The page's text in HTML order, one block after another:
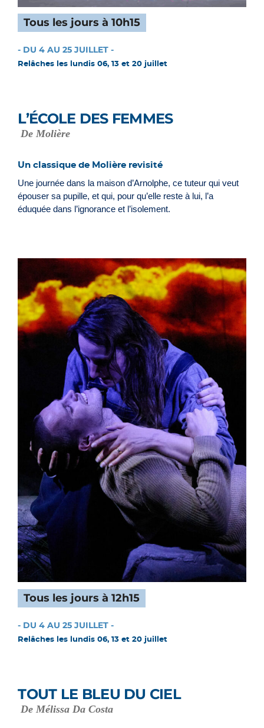
Tous les jours à 10h15
- DU 4 AU 25 JUILLET -
Relâches les lundis 06, 13 et 20 juillet
L’ÉCOLE DES FEMMES
De Molière
Un classique de Molière revisité
Une journée dans la maison d’Arnolphe, ce tuteur qui veut
épouser sa pupille, et qui, pour qu’elle reste à lui, l’a
éduquée dans l’ignorance et l’isolement.
Tous les jours à 12h15
- DU 4 AU 25 JUILLET -
Relâches les lundis 06, 13 et 20 juillet
TOUT LE BLEU DU CIEL
De Mélissa Da Costa